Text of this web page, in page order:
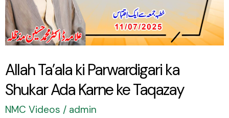
Allah Ta’ala ki Parwardigari ka
Shukar Ada Karne ke Taqazay
NMC Videos / admin
Shukar
Ada
ke
Taqazay